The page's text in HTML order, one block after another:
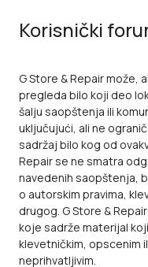
Korisnički
G Store & Repair može,
pregleda bilo koji deo
šalju saopštenja ili
uključujući, ali ne
sadržaj bilo kog od
Repair se ne smatra
navedenih saopštenja,
o autorskim pravima,
drugog. G Store &
koje sadrže materijal
klevetničkim, opscenim
neprihvatljivim.